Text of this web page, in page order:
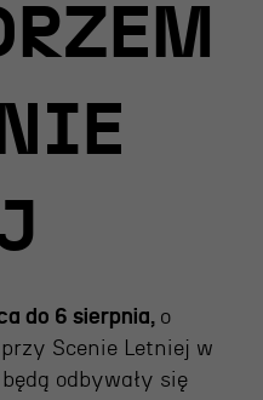
do 6 sierpnia, o
Scenie Letniej w
odbywały się